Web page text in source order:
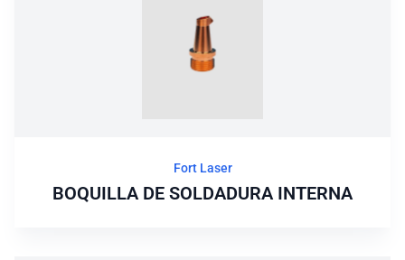
Fort Laser
BOQUILLA DE SOLDADURA INTERNA